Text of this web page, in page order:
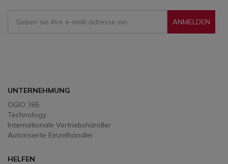
ANMELDEN
UNTERNEHMUNG
OGIO 365
Technology
Internationale Vertriebshändler
Autorisierte Einzelhändler
HELFEN